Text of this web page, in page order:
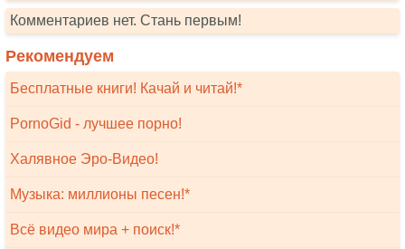
Комментариев нет. Стань первым!
Рекомендуем
Бесплатные книги! Качай и читай!*
PornoGid - лучшее порно!
Халявное Эро-Видео!
Музыка: миллионы песен!*
Всё видео мира + поиск!*